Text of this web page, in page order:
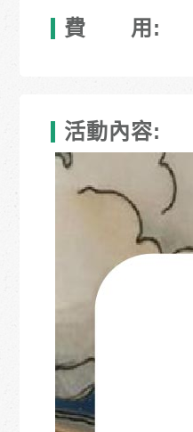
費 用:
活動內容: